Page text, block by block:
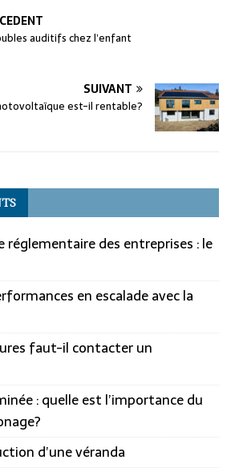
auditifs chez l’enfant
SUIVANT
est-il rentable?
des entreprises : le
en escalade avec la
faut-il contacter un
: quelle est l’importance du
d’une véranda